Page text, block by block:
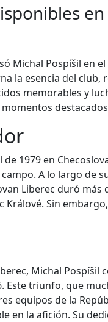
Michal Pospíšil en
la esencia del
memorables y
1979 en
A lo largo de
Liberec duró
Králové. Sin
Michal
Este triunfo, que
equipos de la
en la afición. Su